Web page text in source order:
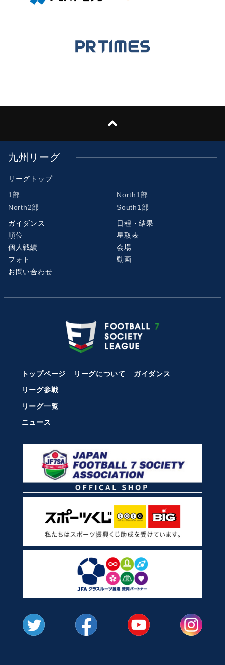
九州リーグ
リーグトップ
1部
North1部
North2部
South1部
ガイダンス
日程・結果
順位
星取表
個人戦績
会場
フォト
動画
お問い合わせ
トップページ リーグについて
ガイダンス
リーグ参戦
リーグ一覧
ニュース